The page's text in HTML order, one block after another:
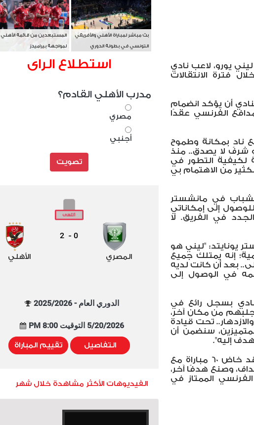
يورو، لاعب نادي
فترة الانتقالات
أن يؤكد انضمام
الفرنسي عقدًا
نادٍ بمكانة وطموح
شرف لا يصدق.. منذ
لكيفية التطور في
من الاهتمام بي
الشباب في مانشستر
إلى إمكاناتي
في الفريق. لا
يونايتد: "ليني هو
إنه يمتلك جميع
بعد أن كانت لديه
في الوصول إلى
بسجل رائع في
جلبهم من مكان آخر،
تحت قيادة
سنضمن أن
إليه".
يُذكر أن ليني يورو، البالغ من العمر 18 عامًا كان قد خاض 60 مباراة مع
بنادي ليل الفرنسي، أحرز خلالهم 3 أهداف، وصنع هدفًا آخر،
الممتاز في
بث مباشر لمباراة الأهلي والأفريقي
التونسي في بطولة الدوري
المستبعدين من قائمة الأهلي
لمواجهة بيراميدز
استطلاع الراى
مدرب الأهلي القادم؟
مصري
أجنبي
تصويت
المصري
0
-
2
الأهلي
الدوري العام - 2025/2026
5/20/2026 التوقيت 8:00 PM
التفاصيل تقييم المباراة
الفيديوهات الأكثر مشاهدة خلال شهر